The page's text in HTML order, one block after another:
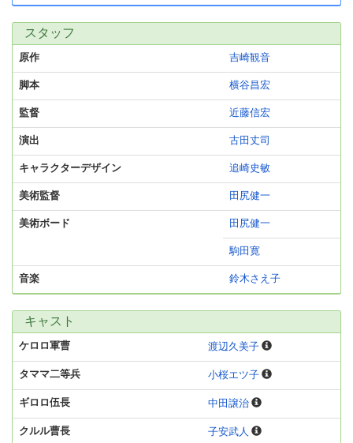
スタッフ
原作 吉崎観音
脚本 横谷昌宏
監督 近藤信宏
演出 古田丈司
キャラクターデザイン 追崎史敏
美術監督 田尻健一
美術ボード 田尻健一
駒田寛
音楽 鈴木さえ子
キャスト
ケロロ軍曹 渡辺久美子
タママ二等兵 小桜エツ子
ギロロ伍長 中田譲治
クルル曹長 子安武人